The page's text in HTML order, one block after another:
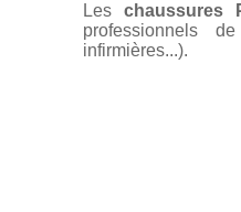
Les chaussures
professionnels
infirmières...).